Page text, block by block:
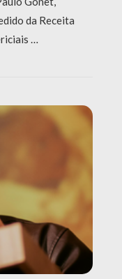
da Receita
…